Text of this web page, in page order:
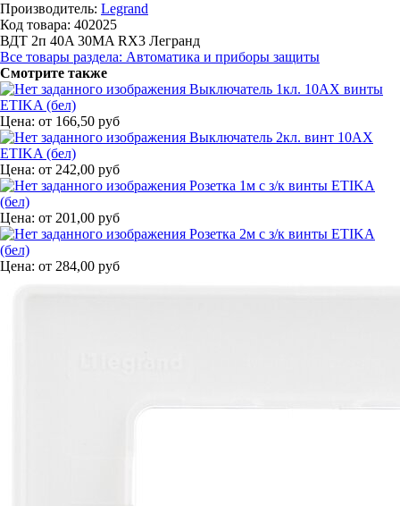
Производитель: Legrand
Код товара: 402025
ВДТ 2п 40A 30MA RX3 Легранд
Все товары раздела: Автоматика и приборы защиты
Смотрите также
Выключатель 1кл. 10АХ винты
ETIKA (бел)
Цена: от 166,50 руб
Выключатель 2кл. винт 10АХ
ETIKA (бел)
Цена: от 242,00 руб
Розетка 1м с з/к винты ETIKA
(бел)
Цена: от 201,00 руб
Розетка 2м с з/к винты ETIKA
(бел)
Цена: от 284,00 руб